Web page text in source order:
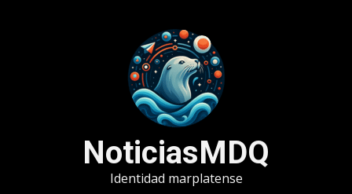
NoticiasMDQ
Identidad marplatense